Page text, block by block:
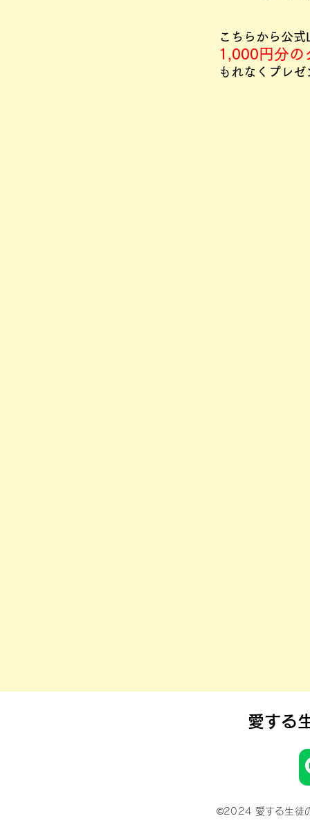
こちらから公
1,000円分の
もれなくプレゼ
愛する
©2024 愛する生徒